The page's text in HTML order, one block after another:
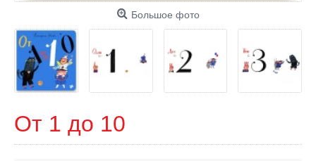
Большое фото
От 1 до 10